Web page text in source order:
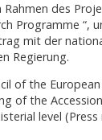
des
Programme “,
mit der
Regierung.
of the
of the
level